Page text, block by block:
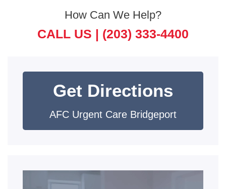
How Can We Help?
CALL US | (203) 333-4400
Get Directions
AFC Urgent Care Bridgeport